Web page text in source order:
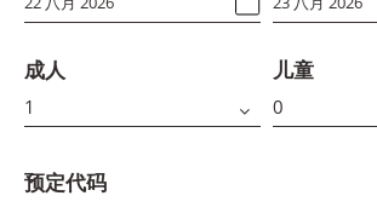
成人 儿童
预定代码